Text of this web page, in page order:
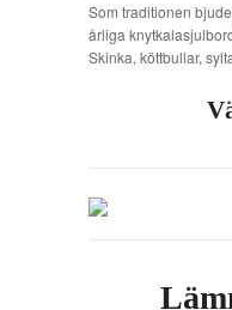
Som traditionen
årliga
Skinka, köttbullar,